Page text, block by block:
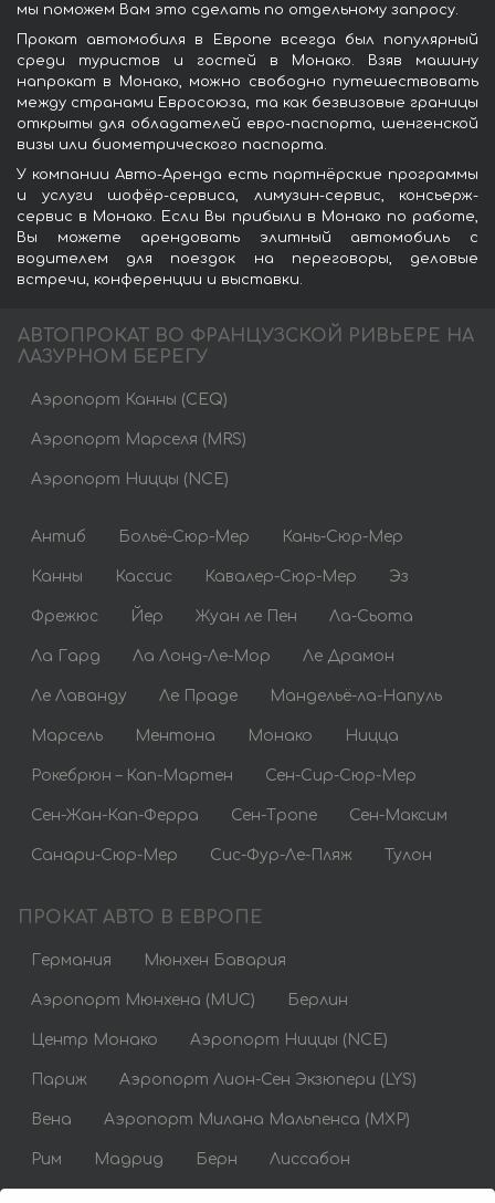
мы поможем Вам это сделать по отдельному запросу.
Прокат автомобиля в Европе всегда был популярный
среди туристов и гостей в Монако. Взяв машину
напрокат в Монако, можно свободно путешествовать
между странами Евросоюза, та как безвизовые границы
открыты для обладателей евро-паспорта, шенгенской
визы или биометрического паспорта.
У компании Авто-Аренда есть партнёрские программы
и услуги шофёр-сервиса, лимузин-сервис, консьерж-
сервис в Монако. Если Вы прибыли в Монако по работе,
Вы можете арендовать элитный автомобиль с
водителем для поездок на переговоры, деловые
встречи, конференции и выставки.
АВТОПРОКАТ ВО ФРАНЦУЗСКОЙ РИВЬЕРЕ НА
ЛАЗУРНОМ БЕРЕГУ
Аэропорт Канны (CEQ)
Аэропорт Марселя (MRS)
Аэропорт Ниццы (NCE)
Антиб Больё-Сюр-Мер Кань-Сюр-Мер
Канны Кассис Кавалер-Сюр-Мер Эз
Фрежюс Йер Жуан ле Пен Ла-Сьота
Ла Гард Ла Лонд-Ле-Мор Ле Драмон
Ле Лаванду Ле Праде Мандельё-ла-Напуль
Марсель Ментона Монако Ницца
Рокебрюн – Кап-Мартен Сен-Сир-Сюр-Мер
Сен-Жан-Кап-Ферра Сен-Тропе Сен-Максим
Санари-Сюр-Мер Сис-Фур-Ле-Пляж Тулон
ПРОКАТ АВТО В ЕВРОПЕ
Германия Мюнхен Бавария
Аэропорт Мюнхена (MUC) Берлин
Центр Монако Аэропорт Ниццы (NCE)
Париж Аэропорт Лион-Сен Экзюпери (LYS)
Вена Аэропорт Милана Мальпенса (MXP)
Рим Мадрид Берн Лиссабон